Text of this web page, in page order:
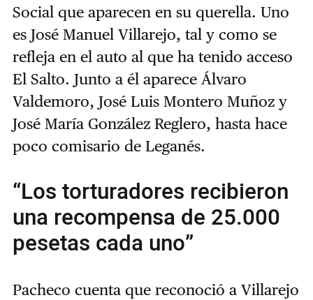
Social que aparecen en su querella. Uno
es José Manuel Villarejo, tal y como se
refleja en el auto al que ha tenido acceso
El Salto. Junto a él aparece Álvaro
Valdemoro, José Luis Montero Muñoz y
José María González Reglero, hasta hace
poco comisario de Leganés.
“Los torturadores recibieron
una recompensa de 25.000
pesetas cada uno”
Pacheco cuenta que reconoció a Villarejo